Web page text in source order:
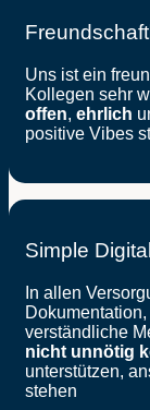
Uns ist ein
Kollegen sehr
offen, ehrlich
positive Vibes
Simple
In allen
verständliche
nicht unnötig
unterstützen,
stehen